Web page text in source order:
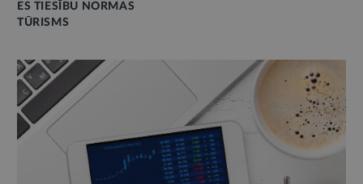
ES TIESĪBU NORMAS
TŪRISMS